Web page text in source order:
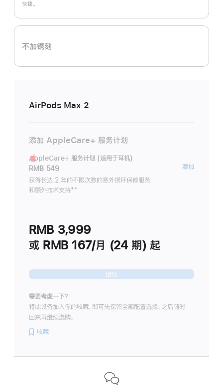
快捷。
不加镌刻
AirPods Max 2
添加 AppleCare+ 服务计划
AppleCare+ 服务计划 (适用于耳机)
RMB 549
获得长达 2 年的不限次数的意外损坏保修服务
和额外技术支持脚
**
添加
RMB 3,999
或 RMB 167/月 (24 期) 起
继续
需要考虑一下？
将此设备加入你的收藏，即可先保留全部配置选择，之后随时
回来再继续选购。
收藏